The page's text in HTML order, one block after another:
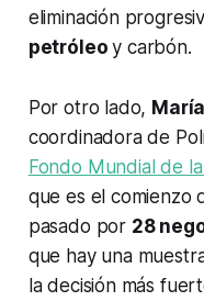
eliminación
petróleoy carbón.
Por otro lado,
coordinadora de
Fondo Mundial de
que es el comienzo
pasado por 28
que hay una
la decisión más